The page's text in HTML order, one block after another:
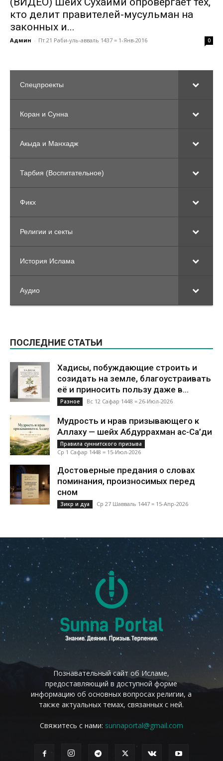
кто делит правителей-мусульман на
законных и...
Админ - Пт 21 Раби-уль-авваль 1437 = 1-Янв-2016 0
Спецпроекты
Коран и Сунна
Акыда и Манхадж
Тарбия (Воспитательное)
Фикх
Религии и секты
История Ислама
Аудио
ПОСЛЕДНИЕ СТАТЬИ
Хадисы, побуждающие строить и
созидать на земле, благоустраивать
её и приносить пользу даже в...
Разное Вс 12 Сафар 1448 = 26-Июл-2026
Мудрость и нрав призывающего к
Аллаху — шейх Абдуррахман ас-Са’ди
Правила суннитского призыва
Ср 1 Сафар 1448 = 15-Июл-2026
Достоверные предания о словах
поминания, произносимых перед
сном
Зикр и дуа Ср 27 Шавваль 1447 = 15-Апр-2026
Познавательный сайт об Исламе,
предоставляющий в доступной форме
информацию об основных вопросах религии, а
также актуальных темах, связанных с ней.
Свяжитесь с нами: sunnaportal@gmail.com